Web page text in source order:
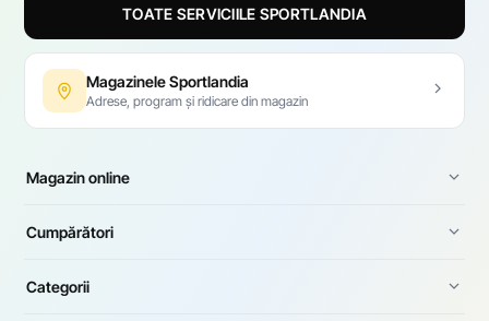
TOATE SERVICIILE SPORTLANDIA
Magazinele Sportlandia
Adrese, program și ridicare din magazin
Magazin online
Cumpărători
Categorii